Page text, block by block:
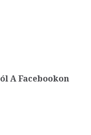
A Facebookon